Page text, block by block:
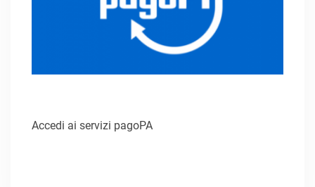
Accedi ai servizi pagoPA